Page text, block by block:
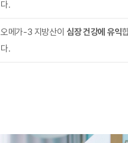
다.
오메가-3 지방산이 심장 건강에 유익
다.